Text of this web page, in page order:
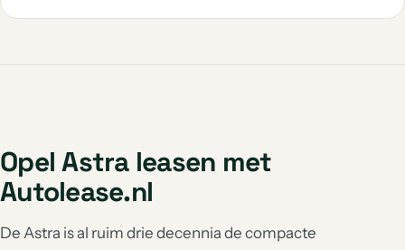
Opel Astra leasen met
Autolease.nl
De Astra is al ruim drie decennia de compacte